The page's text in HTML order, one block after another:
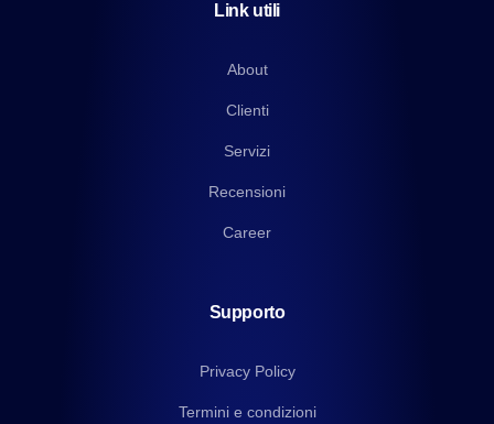
Link utili
About
Clienti
Servizi
Recensioni
Career
Supporto
Privacy Policy
Termini e condizioni